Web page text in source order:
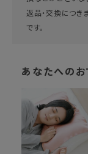
返品・交換につき
です。
あなたへのお